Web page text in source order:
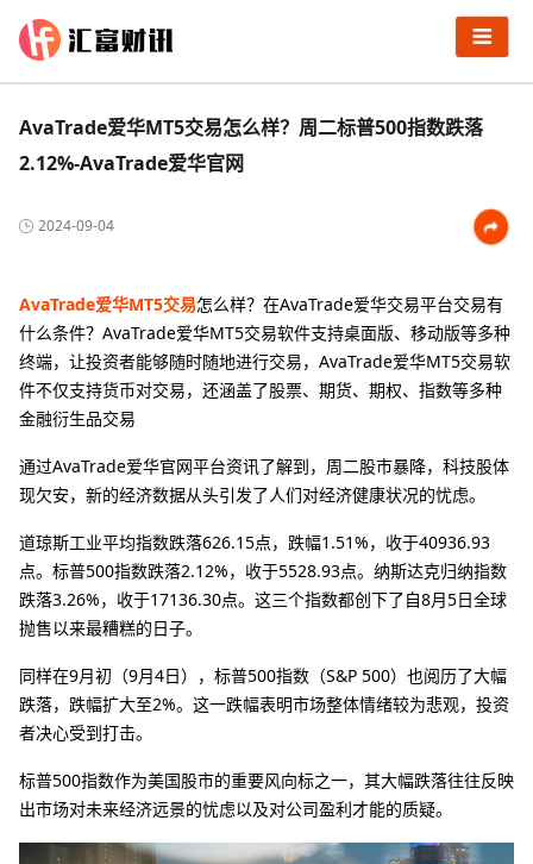
AvaTrade爱华MT5交易怎么样？周二标普500指数跌落
2.12%-AvaTrade爱华官网
2024-09-04
AvaTrade爱华MT5交易怎么样？在AvaTrade爱华交易平台交易有
什么条件？AvaTrade爱华MT5交易软件支持桌面版、移动版等多种
终端，让投资者能够随时随地进行交易，AvaTrade爱华MT5交易软
件不仅支持货币对交易，还涵盖了股票、期货、期权、指数等多种
金融衍生品交易
通过AvaTrade爱华官网平台资讯了解到，周二股市暴降，科技股体
现欠安，新的经济数据从头引发了人们对经济健康状况的忧虑。
道琼斯工业平均指数跌落626.15点，跌幅1.51%，收于40936.93
点。标普500指数跌落2.12%，收于5528.93点。纳斯达克归纳指数
跌落3.26%，收于17136.30点。这三个指数都创下了自8月5日全球
抛售以来最糟糕的日子。
同样在9月初（9月4日），标普500指数（S&P 500）也阅历了大幅
跌落，跌幅扩大至2%。这一跌幅表明市场整体情绪较为悲观，投资
者决心受到打击。
标普500指数作为美国股市的重要风向标之一，其大幅跌落往往反映
出市场对未来经济远景的忧虑以及对公司盈利才能的质疑。